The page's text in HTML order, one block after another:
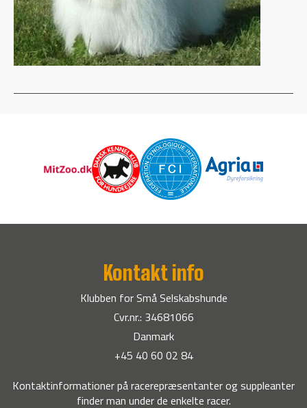
Kontakt info
Klubben for Små Selskabshunde
Cvr.nr.: 34681066
Danmark
+45 40 60 02 84
Kontaktinformationer på racerepræsentanter og suppleanter
finder man under de enkelte racer.